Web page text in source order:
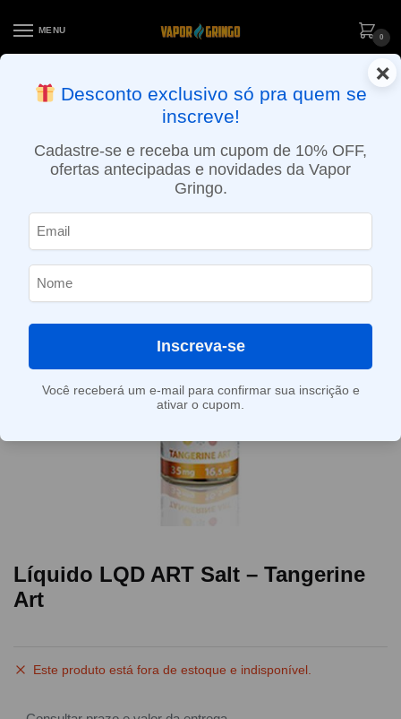
MENU
0
ENTREGA NO MESMO DIA EM SÃO PAULO (SEG A SEX): PEDIDOS
APROVADOS ATÉ 15:30 VIA MOTOBOY
Líquido LQD ART Salt – Tangerine
Art
Este produto está fora de estoque e indisponível.
×
Desconto exclusivo só pra quem se
inscreve!
Cadastre-se e receba um cupom de 10% OFF,
ofertas antecipadas e novidades da Vapor
Gringo.
Inscreva-se
Você receberá um e-mail para confirmar sua inscrição e
ativar o cupom.